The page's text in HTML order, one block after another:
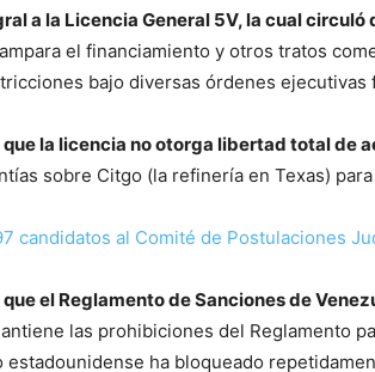
a la Licencia General 5V, la cual circuló
el financiamiento y otros tratos
bajo diversas órdenes ejecutivas
la licencia no otorga libertad total de
sobre Citgo (la refinería en Texas)
candidatos al Comité de Postulaciones
el Reglamento de Sanciones de
las prohibiciones del Reglamento
ha bloqueado